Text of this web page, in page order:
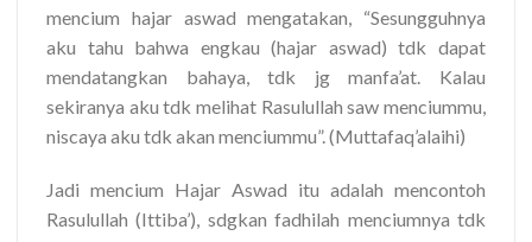
mencium hajar aswad mengatakan, “Sesungguhnya
aku tahu bahwa engkau (hajar aswad) tdk dapat
mendatangkan bahaya, tdk jg manfa’at. Kalau
sekiranya aku tdk melihat Rasulullah saw menciummu,
niscaya aku tdk akan menciummu”. (Muttafaq’alaihi)
Jadi mencium Hajar Aswad itu adalah mencontoh
Rasulullah (Ittiba’), sdgkan fadhilah menciumnya tdk